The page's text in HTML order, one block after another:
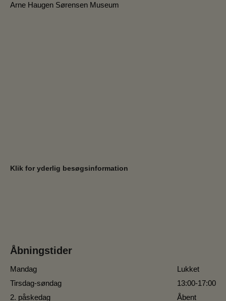
Arne Haugen Sørensen Museum
Klik for yderlig besøgsinformation
Åbningstider
Mandag
Tirsdag-søndag
2. påskedag
Lukket
13:00-17:00
Åbent